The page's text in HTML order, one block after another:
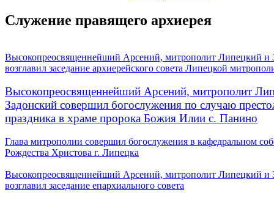
Служение правящего архиерея
Высокопреосвященнейший Арсений, митрополит Липецкий и
возглавил заседание архиерейского совета Липецкой
Высокопреосвященнейший Арсений, митрополит
Задонский совершил богослужения по случаю
праздника в храме пророка Божия Илии с. Панино
Глава митрополии совершил богослужения в кафедральном
Рождества Христова г. Липецка
Высокопреосвященнейший Арсений, митрополит Липецкий и
возглавил заседание епархиального совета